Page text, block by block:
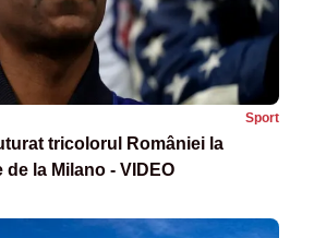
Sport
tricolorul României la
la Milano - VIDEO